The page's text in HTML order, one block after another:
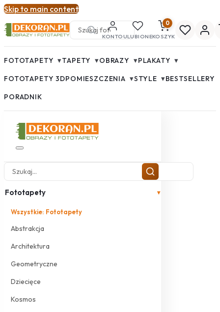
Skip to main content
KONTOULUBIONE
0
KOSZYK
FOTOTAPETY ▾TAPETY ▾OBRAZY ▾PLAKATY ▾
FOTOTAPETY 3DPOMIESZCZENIA ▾STYLE ▾BESTSELLERY
PORADNIK
Fototapety ▾
Wszystkie: Fototapety
Abstrakcja
Architektura
Geometryczne
Dziecięce
Kosmos